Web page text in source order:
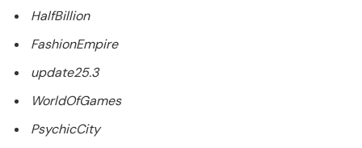
HalfBillion
FashionEmpire
update25.3
WorldOfGames
PsychicCity